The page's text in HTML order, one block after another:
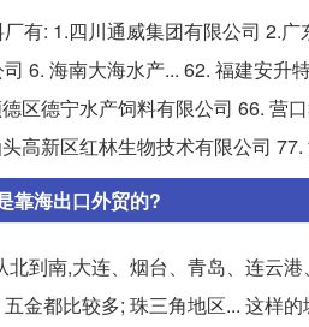
有: 1.四川通威集团有限公司 2.
6. 海南大海水产... 62. 福建安
区德宁水产饲料有限公司 66. 营
高新区红林生物技术有限公司
靠海出口外贸的?
北到南,大连、烟台、青岛、连云
金都比较多; 珠三角地区... 这样